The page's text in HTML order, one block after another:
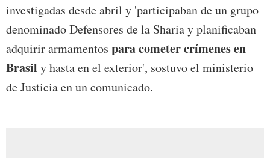
investigadas desde abril y 'participaban de un grupo
denominado Defensores de la Sharia y planificaban
adquirir armamentos para cometer crímenes en
Brasil y hasta en el exterior', sostuvo el ministerio
de Justicia en un comunicado.